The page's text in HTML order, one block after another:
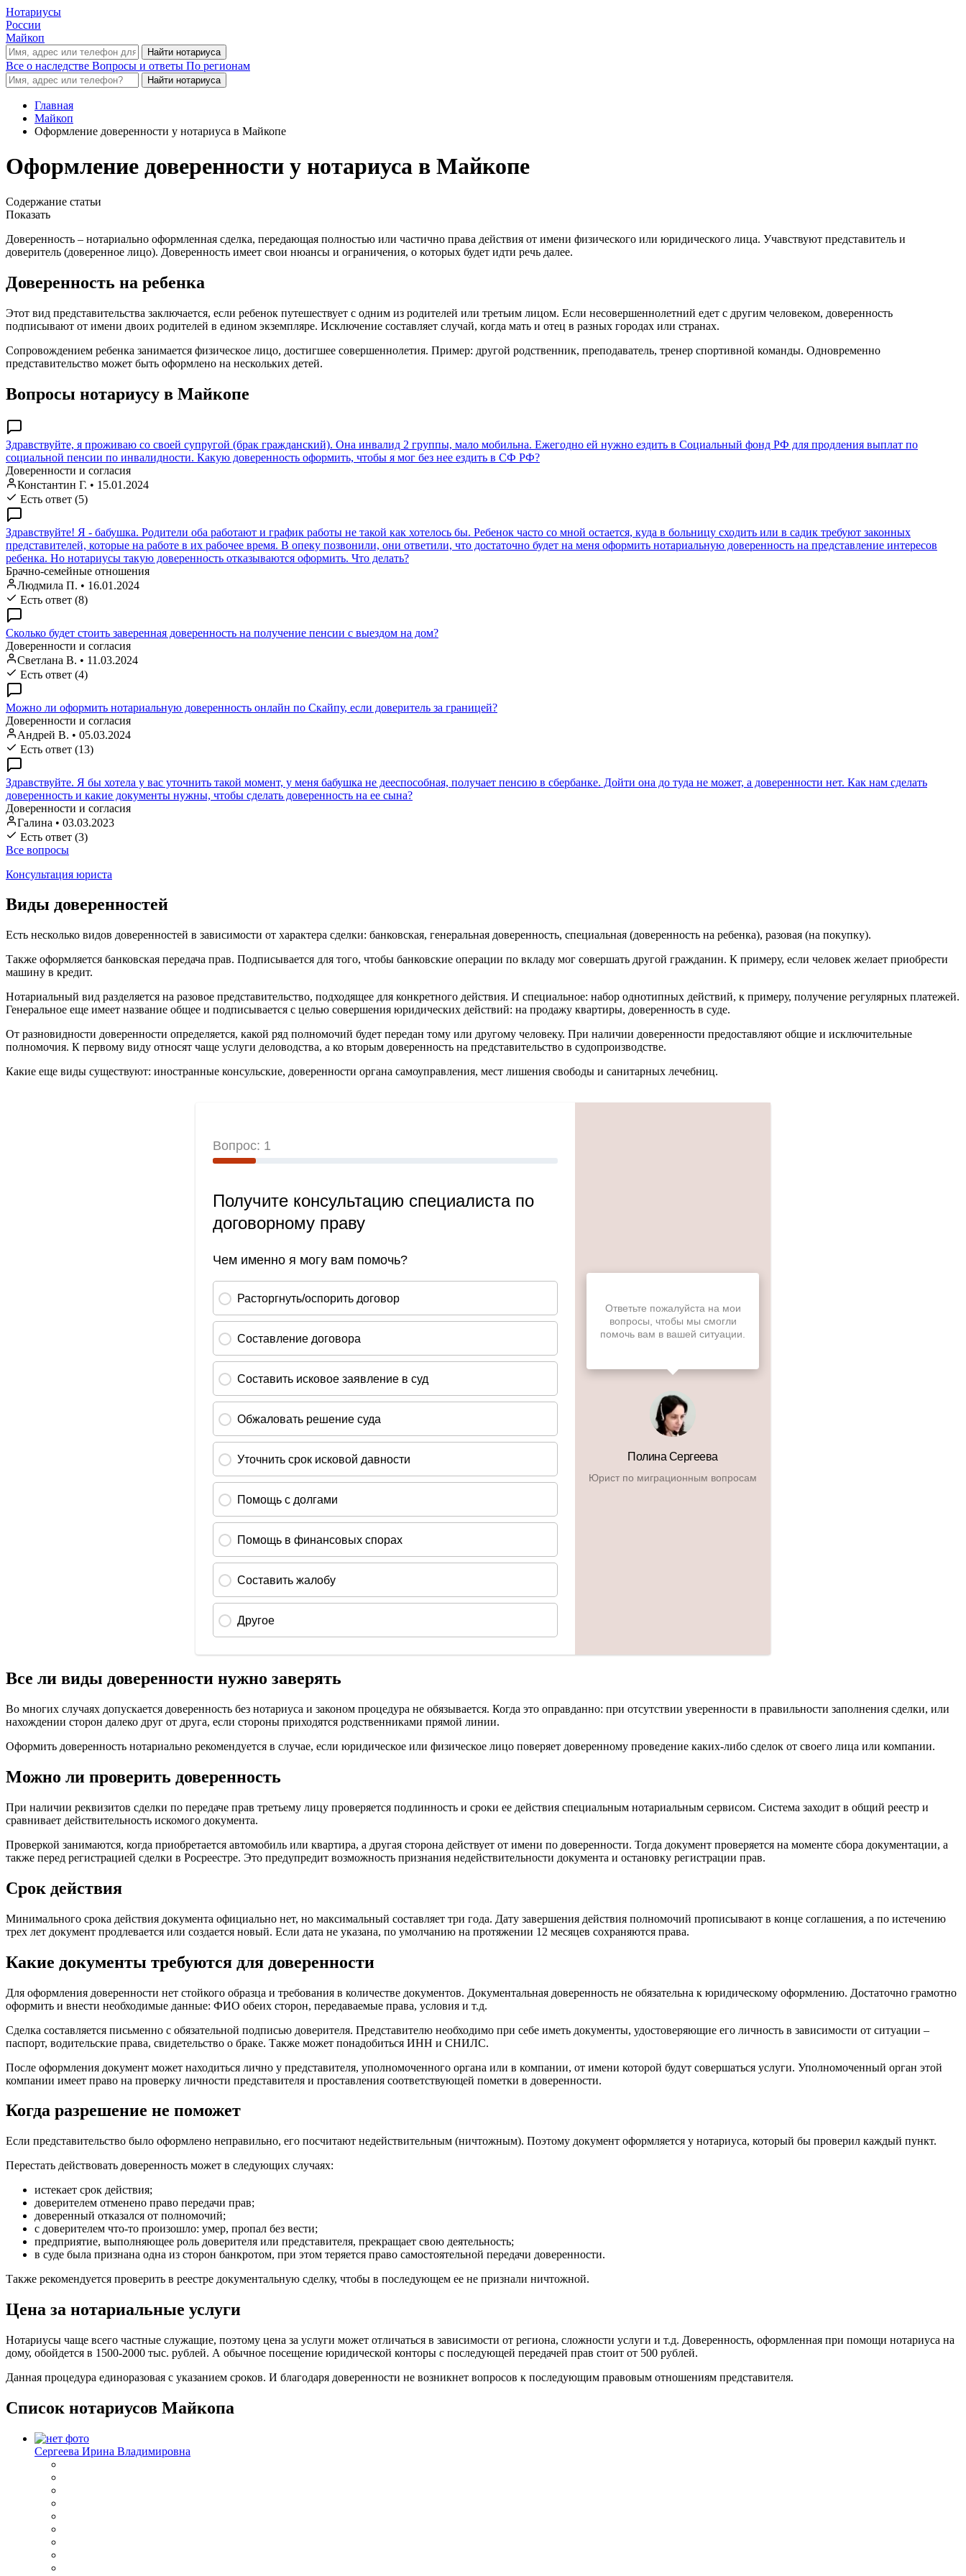
Нотариусы
России
Майкоп
Все о наследстве Вопросы и ответы По регионам
Главная
Майкоп
Оформление доверенности у нотариуса в Майкопе
Оформление доверенности у нотариуса в Майкопе
Содержание статьи
Показать
Доверенность – нотариально оформленная сделка, передающая полностью или частично права действия от имени физического или юридического лица. Учавствуют представитель и
доверитель (доверенное лицо). Доверенность имеет свои нюансы и ограничения, о которых будет идти речь далее.
Доверенность на ребенка
Этот вид представительства заключается, если ребенок путешествует с одним из родителей или третьим лицом. Если несовершеннолетний едет с другим человеком, доверенность
подписывают от имени двоих родителей в едином экземпляре. Исключение составляет случай, когда мать и отец в разных городах или странах.
Сопровождением ребенка занимается физическое лицо, достигшее совершеннолетия. Пример: другой родственник, преподаватель, тренер спортивной команды. Одновременно
представительство может быть оформлено на нескольких детей.
Вопросы нотариусу в Майкопе
Здравствуйте, я проживаю со своей супругой (брак гражданский). Она инвалид 2 группы, мало мобильна. Ежегодно ей нужно ездить в Социальный фонд РФ для продления выплат по
социальной пенсии по инвалидности. Какую доверенность оформить, чтобы я мог без нее ездить в СФ РФ?
Доверенности и согласия
Константин Г. • 15.01.2024
Есть ответ (5)
Здравствуйте! Я - бабушка. Родители оба работают и график работы не такой как хотелось бы. Ребенок часто со мной остается, куда в больницу сходить или в садик требуют законных
представителей, которые на работе в их рабочее время. В опеку позвонили, они ответили, что достаточно будет на меня оформить нотариальную доверенность на представление интересов
ребенка. Но нотариусы такую доверенность отказываются оформить. Что делать?
Брачно-семейные отношения
Людмила П. • 16.01.2024
Есть ответ (8)
Сколько будет стоить заверенная доверенность на получение пенсии с выездом на дом?
Доверенности и согласия
Светлана В. • 11.03.2024
Есть ответ (4)
Можно ли оформить нотариальную доверенность онлайн по Скайпу, если доверитель за границей?
Доверенности и согласия
Андрей В. • 05.03.2024
Есть ответ (13)
Здравствуйте. Я бы хотела у вас уточнить такой момент, у меня бабушка не дееспособная, получает пенсию в сбербанке. Дойти она до туда не может, а доверенности нет. Как нам сделать
доверенность и какие документы нужны, чтобы сделать доверенность на ее сына?
Доверенности и согласия
Галина • 03.03.2023
Есть ответ (3)
Все вопросы
Консультация юриста
Виды доверенностей
Есть несколько видов доверенностей в зависимости от характера сделки: банковская, генеральная доверенность, специальная (доверенность на ребенка), разовая (на покупку).
Также оформляется банковская передача прав. Подписывается для того, чтобы банковские операции по вкладу мог совершать другой гражданин. К примеру, если человек желает приобрести
машину в кредит.
Нотариальный вид разделяется на разовое представительство, подходящее для конкретного действия. И специальное: набор однотипных действий, к примеру, получение регулярных платежей.
Генеральное еще имеет название общее и подписывается с целью совершения юридических действий: на продажу квартиры, доверенность в суде.
От разновидности доверенности определяется, какой ряд полномочий будет передан тому или другому человеку. При наличии доверенности предоставляют общие и исключительные
полномочия. К первому виду относят чаще услуги деловодства, а ко вторым доверенность на представительство в судопроизводстве.
Какие еще виды существуют: иностранные консульские, доверенности органа самоуправления, мест лишения свободы и санитарных лечебниц.
Все ли виды доверенности нужно заверять
Во многих случаях допускается доверенность без нотариуса и законом процедура не обязывается. Когда это оправданно: при отсутствии уверенности в правильности заполнения сделки, или
нахождении сторон далеко друг от друга, если стороны приходятся родственниками прямой линии.
Оформить доверенность нотариально рекомендуется в случае, если юридическое или физическое лицо поверяет доверенному проведение каких-либо сделок от своего лица или компании.
Можно ли проверить доверенность
При наличии реквизитов сделки по передаче прав третьему лицу проверяется подлинность и сроки ее действия специальным нотариальным сервисом. Система заходит в общий реестр и
сравнивает действительность искомого документа.
Проверкой занимаются, когда приобретается автомобиль или квартира, а другая сторона действует от имени по доверенности. Тогда документ проверяется на моменте сбора документации, а
также перед регистрацией сделки в Росреестре. Это предупредит возможность признания недействительности документа и остановку регистрации прав.
Срок действия
Минимального срока действия документа официально нет, но максимальный составляет три года. Дату завершения действия полномочий прописывают в конце соглашения, а по истечению
трех лет документ продлевается или создается новый. Если дата не указана, по умолчанию на протяжении 12 месяцев сохраняются права.
Какие документы требуются для доверенности
Для оформления доверенности нет стойкого образца и требования в количестве документов. Документальная доверенность не обязательна к юридическому оформлению. Достаточно грамотно
оформить и внести необходимые данные: ФИО обеих сторон, передаваемые права, условия и т.д.
Сделка составляется письменно с обязательной подписью доверителя. Представителю необходимо при себе иметь документы, удостоверяющие его личность в зависимости от ситуации –
паспорт, водительские права, свидетельство о браке. Также может понадобиться ИНН и СНИЛС.
После оформления документ может находиться лично у представителя, уполномоченного органа или в компании, от имени которой будут совершаться услуги. Уполномоченный орган этой
компании имеет право на проверку личности представителя и проставления соответствующей пометки в доверенности.
Когда разрешение не поможет
Если представительство было оформлено неправильно, его посчитают недействительным (ничтожным). Поэтому документ оформляется у нотариуса, который бы проверил каждый пункт.
Перестать действовать доверенность может в следующих случаях:
истекает срок действия;
доверителем отменено право передачи прав;
доверенный отказался от полномочий;
с доверителем что-то произошло: умер, пропал без вести;
предприятие, выполняющее роль доверителя или представителя, прекращает свою деятельность;
в суде была признана одна из сторон банкротом, при этом теряется право самостоятельной передачи доверенности.
Также рекомендуется проверить в реестре документальную сделку, чтобы в последующем ее не признали ничтожной.
Цена за нотариальные услуги
Нотариусы чаще всего частные служащие, поэтому цена за услуги может отличаться в зависимости от региона, сложности услуги и т.д. Доверенность, оформленная при помощи нотариуса на
дому, обойдется в 1500-2000 тыс. рублей. А обычное посещение юридической конторы с последующей передачей прав стоит от 500 рублей.
Данная процедура единоразовая с указанием сроков. И благодаря доверенности не возникнет вопросов к последующим правовым отношениям представителя.
Список нотариусов Майкопа
Сергеева Ирина Владимировна